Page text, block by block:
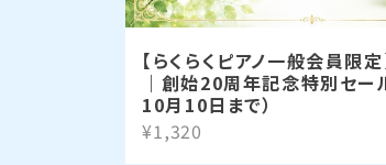
【らくらくピアノ一般会員限定
｜創始20周年記念特別セー
10月10日まで）
¥1,320